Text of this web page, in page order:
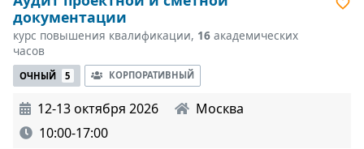
документации
курс повышения квалификации, 16 академических
часов
ОЧНЫЙ 5 КОРПОРАТИВНЫЙ
12-13 октября 2026
Москва
10:00-17:00